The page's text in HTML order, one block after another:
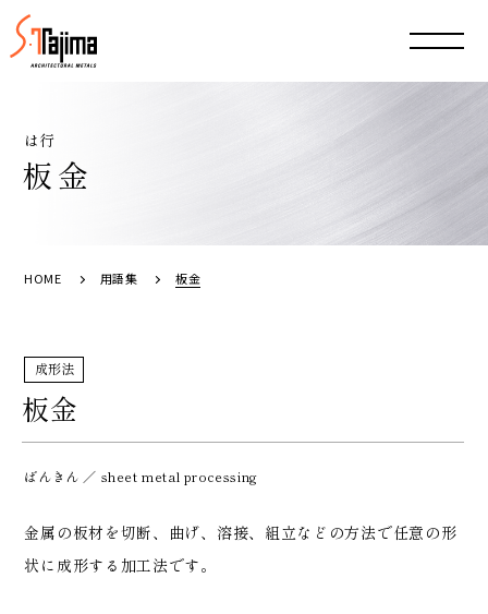
は行
板金
HOME 用語集 板金
成形法
板金
ばんきん ／ sheet metal processing
金属の板材を切断、曲げ、溶接、組立などの方法で任意の形
状に成形する加工法です。